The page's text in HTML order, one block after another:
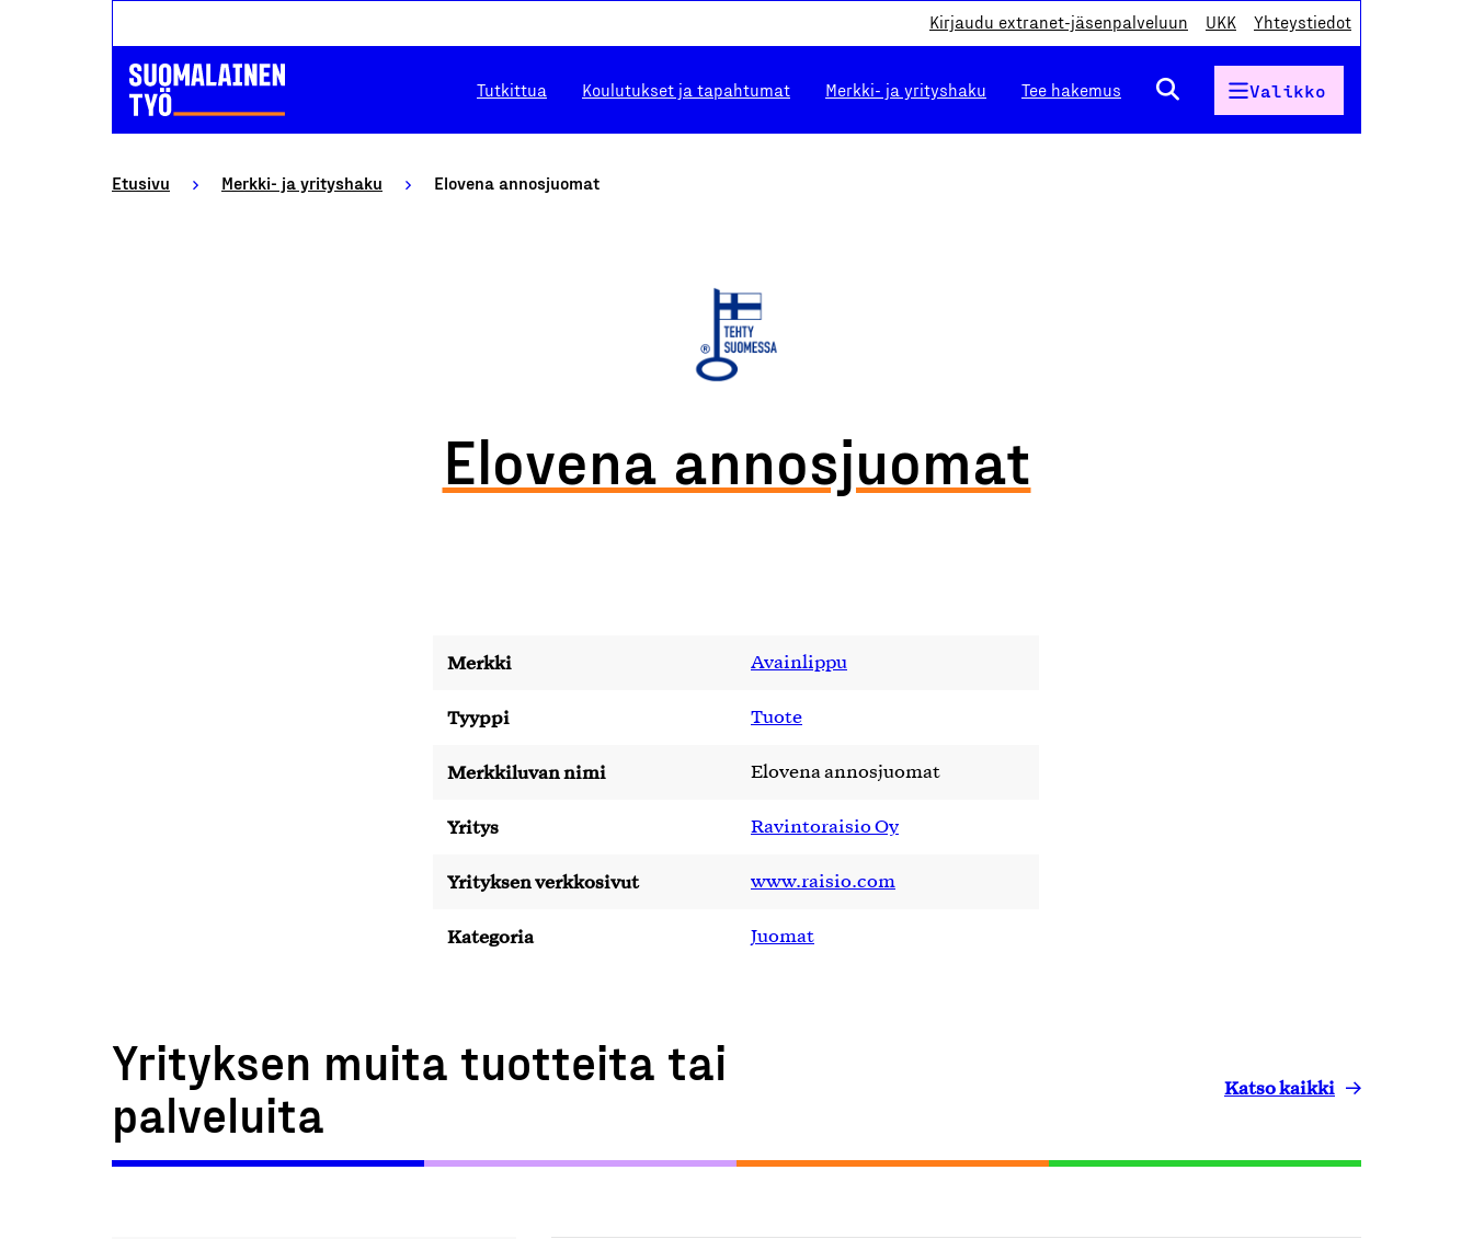
Kirjaudu extranet-jäsenpalveluun UKK Yhteystiedot
Tutkittua Koulutukset ja tapahtumat Merkki- ja yrityshaku Tee hakemus Valikko
Etusivu Merkki- ja yrityshaku Elovena annosjuomat
Elovena annosjuomat
Merkki Avainlippu
Tyyppi Tuote
Merkkiluvan nimi Elovena annosjuomat
Yritys Ravintoraisio Oy
Yrityksen verkkosivut www.raisio.com
Kategoria Juomat
Yrityksen muita tuotteita tai
palveluita
Katso kaikki